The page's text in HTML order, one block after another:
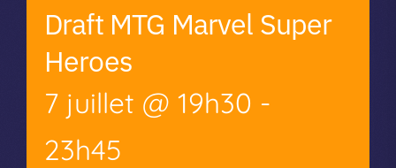
Draft MTG Marvel Super
Heroes
7 juillet @ 19h30 -
23h45